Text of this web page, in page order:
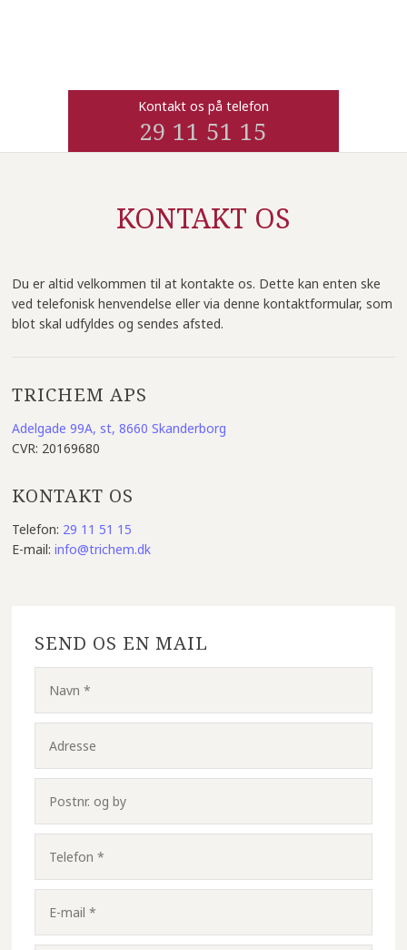
Kontakt os på telefon
29 11 51 15
KONTAKT OS​
Du er altid velkommen til at kontakte os. Dette kan enten ske
ved telefonisk henvendelse eller via denne kontaktformular, som
blot skal udfyldes og sendes afsted.​
TRICHEM APS
Adelgade 99A, st, 8660 Skanderborg
CVR: 20169680​
KONTAKT OS
Telefon: 29 11 51 15
E-mail: info@trichem.dk
SEND OS EN MAIL​